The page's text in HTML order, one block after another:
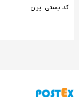
کد پستی ایران